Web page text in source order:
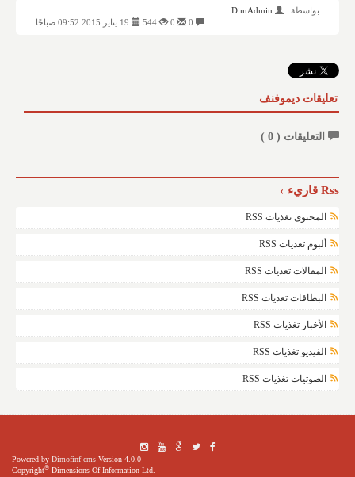
بواسطة :
DimAdmin
544
تعليقات ديموفنف
التعليقات ( 0
)
Rss قاريء
المحتوى تغذيات RSS
ألبوم تغذيات RSS
المقالات تغذيات RSS
البطاقات تغذيات RSS
الأخبار تغذيات RSS
الفيديو تغذيات RSS
الصوتيات تغذيات RSS
Powered by Dimofinf cms Version 4.0.0
Copyright© Dimensions Of Information Ltd.